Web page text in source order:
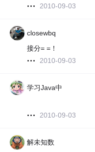
2010-09-03
closewbq
接分= =！
2010-09-03
学习Java中
2010-09-03
解未知数